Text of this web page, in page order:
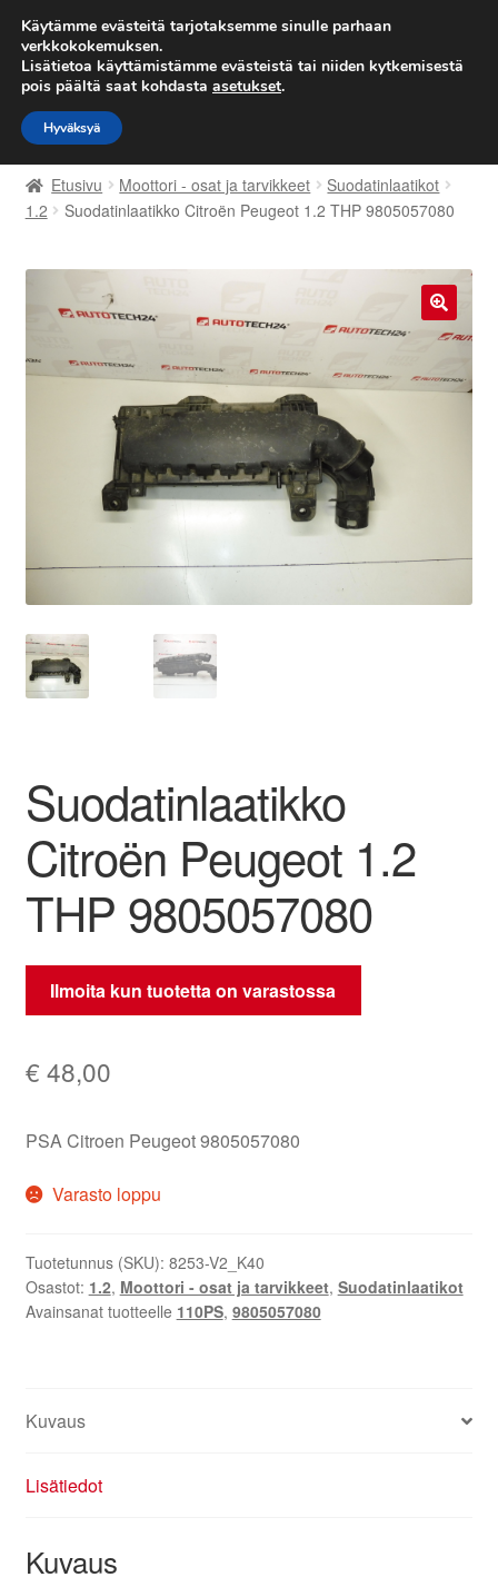
TOIMITUS alkaen 7 EUR
Siirry
navigointiin
Siirry
sisältöön
Etusivu
Kärry
Kuljetus
Maailmanlaajuinen toimitus
Tarkista
Tilini
Valitukset
Etusivu Moottori - osat ja tarvikkeet
Suodatinlaatikot
1.2
Suodatinlaatikko Citroën Peugeot 1.2 THP 9805057080
🔍
Suodatinlaatikko
Citroën Peugeot 1.2
THP 9805057080
Ilmoita kun tuotetta on varastossa
€ 48,00
PSA Citroen Peugeot 9805057080
Varasto loppu
Tuotetunnus (SKU): 8253-V2_K40
Osastot: 1.2, Moottori - osat ja tarvikkeet, Suodatinlaatikot
Avainsanat tuotteelle 110PS, 9805057080
Kuvaus
Lisätiedot
Kuvaus
Käytämme evästeitä tarjotaksemme sinulle parhaan
verkkokokemuksen.
Lisätietoa käyttämistämme evästeistä tai niiden kytkemisestä
pois päältä saat kohdasta asetukset.
Hyväksyä